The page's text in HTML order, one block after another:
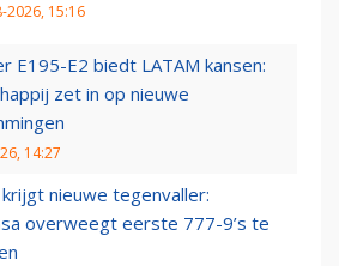
2026, 15:16
E195-E2 biedt LATAM kansen:
zet in op nieuwe
14:27
nieuwe tegenvaller:
overweegt eerste 777-9’s te